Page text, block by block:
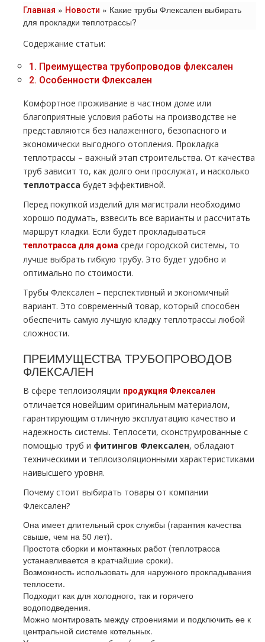
Главная » Новости » Какие трубы Флексален выбирать
для прокладки теплотрассы?
Содержание статьи:
1. Преимущества трубопроводов флексален
2. Особенности Флексален
Комфортное проживание в частном доме или
благоприятные условия работы на производстве не
представляются без налаженного, безопасного и
экономически выгодного отопления. Прокладка
теплотрассы – важный этап строительства. От качества
труб зависит то, как долго они прослужат, и насколько
теплотрасса будет эффективной.
Перед покупкой изделий для магистрали необходимо
хорошо подумать, взвесить все варианты и рассчитать
маршрут кладки. Если будет прокладываться
теплотрасса для дома среди городской системы, то
лучше выбрать гибкую трубу. Это будет удобно и
оптимально по стоимости.
Трубы Флексален – перспективный и экономичный
вариант. Это современный товар, который способен
обеспечить самую лучшую кладку теплотрассы любой
сложности.
ПРЕИМУЩЕСТВА ТРУБОПРОВОДОВ
ФЛЕКСАЛЕН
В сфере теплоизоляции продукция Флексален
отличается новейшим оригинальным материалом,
гарантирующим отличную эксплуатацию качество и
надежность системы. Теплосети, сконструированные с
помощью труб и фитингов Флексален, обладают
техническими и теплоизоляционными характеристиками
наивысшего уровня.
Почему стоит выбирать товары от компании
Флексален?
Она имеет длительный срок службы (гарантия качества
свыше, чем на 50 лет).
Простота сборки и монтажных работ (теплотрасса
устанавливается в кратчайшие сроки).
Возможность использовать для наружного прокладывания
теплосети.
Подходит как для холодного, так и горячего
водоподведения.
Можно монтировать между строениями и подключить ее к
центральной системе котельных.